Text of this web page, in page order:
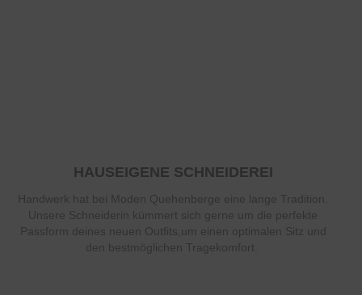
HAUSEIGENE SCHNEIDEREI
Handwerk hat bei Moden Quehenberge eine lange Tradition.
Unsere Schneiderin kümmert sich gerne um die perfekte
Passform deines neuen Outfits,um einen optimalen Sitz und
den bestmöglichen Tragekomfort.